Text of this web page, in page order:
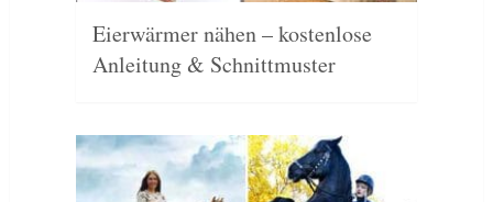
Eierwärmer nähen – kostenlose
Anleitung & Schnittmuster